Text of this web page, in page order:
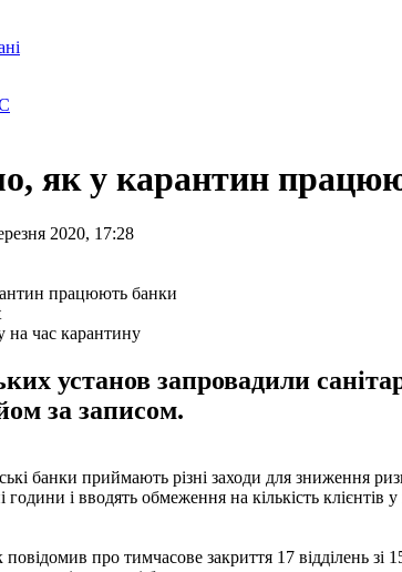
як у карантин
2020, 17:28
час карантину
установ запровадили
за записом.
банки приймають різні заходи для зниження
години і вводять обмеження на кількість клієнтів
про тимчасове закриття 17 відділень